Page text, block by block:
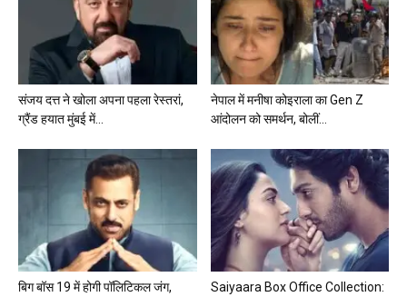
संजय दत्त ने खोला अपना पहला रेस्तरां,
ग्रैंड हयात मुंबई में...
नेपाल में मनीषा कोइराला का Gen Z
आंदोलन को समर्थन, बोलीं...
बिग बॉस 19 में होगी पॉलिटिकल जंग,
Saiyaara Box Office Collection: